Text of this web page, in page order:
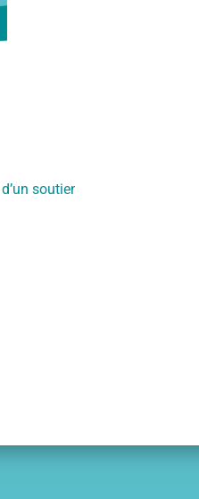
soutien utile, local et